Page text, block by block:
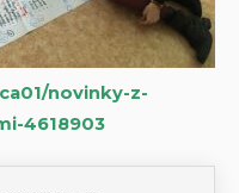
novinky-z-
4618903